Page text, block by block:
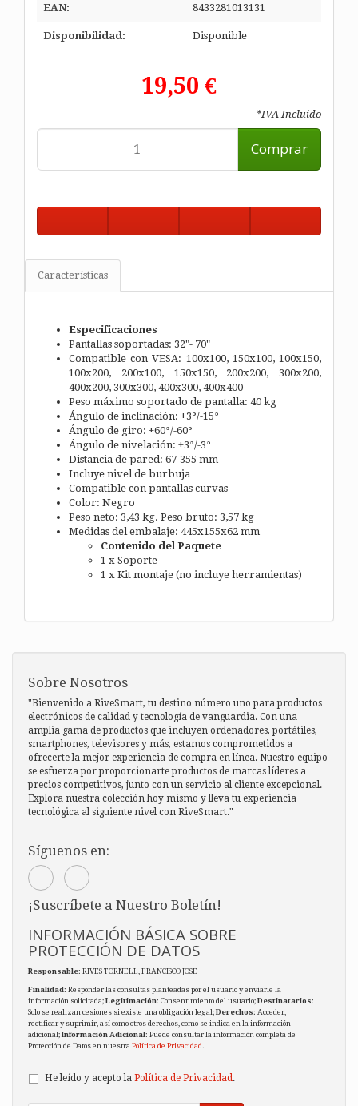
EAN: 8433281013131
Disponibilidad: Disponible
19,50 €
*IVA Incluido
Comprar
Características
Especificaciones
Pantallas soportadas: 32"- 70"
Compatible con VESA: 100x100, 150x100, 100x150,
100x200, 200x100, 150x150, 200x200, 300x200,
400x200, 300x300, 400x300, 400x400
Peso máximo soportado de pantalla: 40 kg
Ángulo de inclinación: +3°/-15°
Ángulo de giro: +60°/-60°
Ángulo de nivelación: +3°/-3°
Distancia de pared: 67-355 mm
Incluye nivel de burbuja
Compatible con pantallas curvas
Color: Negro
Peso neto: 3,43 kg. Peso bruto: 3,57 kg
Medidas del embalaje: 445x155x62 mm
Contenido del Paquete
1 x Soporte
1 x Kit montaje (no incluye herramientas)
Sobre Nosotros
"Bienvenido a RiveSmart, tu destino número uno para productos
electrónicos de calidad y tecnología de vanguardia. Con una
amplia gama de productos que incluyen ordenadores, portátiles,
smartphones, televisores y más, estamos comprometidos a
ofrecerte la mejor experiencia de compra en línea. Nuestro equipo
se esfuerza por proporcionarte productos de marcas líderes a
precios competitivos, junto con un servicio al cliente excepcional.
Explora nuestra colección hoy mismo y lleva tu experiencia
tecnológica al siguiente nivel con RiveSmart."
Síguenos en:
¡Suscríbete a Nuestro Boletín!
INFORMACIÓN BÁSICA SOBRE
PROTECCIÓN DE DATOS
Responsable: RIVES TORNELL, FRANCISCO JOSE
Finalidad: Responder las consultas planteadas por el usuario y enviarle la
información solicitada;Legitimación: Consentimiento del usuario;Destinatarios:
Solo se realizan cesiones si existe una obligación legal;Derechos: Acceder,
rectificar y suprimir, así como otros derechos, como se indica en la información
adicional;Información Adicional: Puede consultar la información completa de
Protección de Datos en nuestra Política de Privacidad.
He leído y acepto la Política de Privacidad .